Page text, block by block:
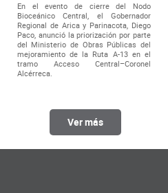
En el evento de cierre del Nodo
Bioceánico Central, el Gobernador
Regional de Arica y Parinacota, Diego
Paco, anunció la priorización por parte
del Ministerio de Obras Públicas del
mejoramiento de la Ruta A-13 en el
tramo Acceso Central–Coronel
Alcérreca.
Ver más